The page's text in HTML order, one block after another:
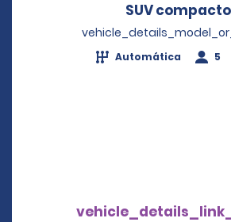
SUV compacto
Automática 5